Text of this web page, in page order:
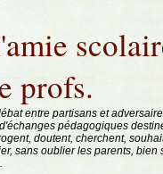
profs.
entre partisans et
pédagogiques
doutent, cherchent,
sans oublier les parents, bien